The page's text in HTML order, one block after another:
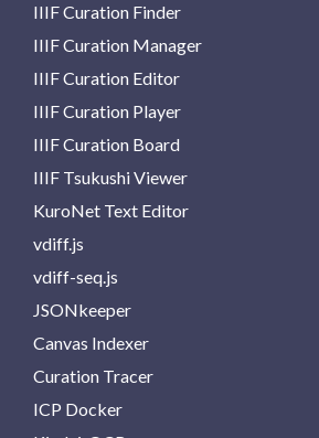
IIIF Curation Finder
IIIF Curation Manager
IIIF Curation Editor
IIIF Curation Player
IIIF Curation Board
IIIF Tsukushi Viewer
KuroNet Text Editor
vdiff.js
vdiff-seq.js
JSONkeeper
Canvas Indexer
Curation Tracer
ICP Docker